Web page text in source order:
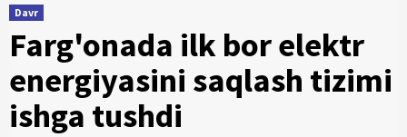
Davr
Farg'onada ilk bor elektr
energiyasini saqlash tizimi
ishga tushdi